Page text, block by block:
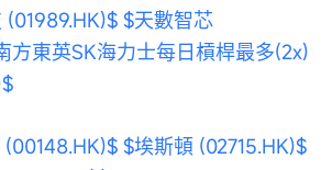
(01989.HK)$ $天數智芯
方東英SK海力士每日槓桿最多(2x)
$埃斯頓 (02715.HK)$